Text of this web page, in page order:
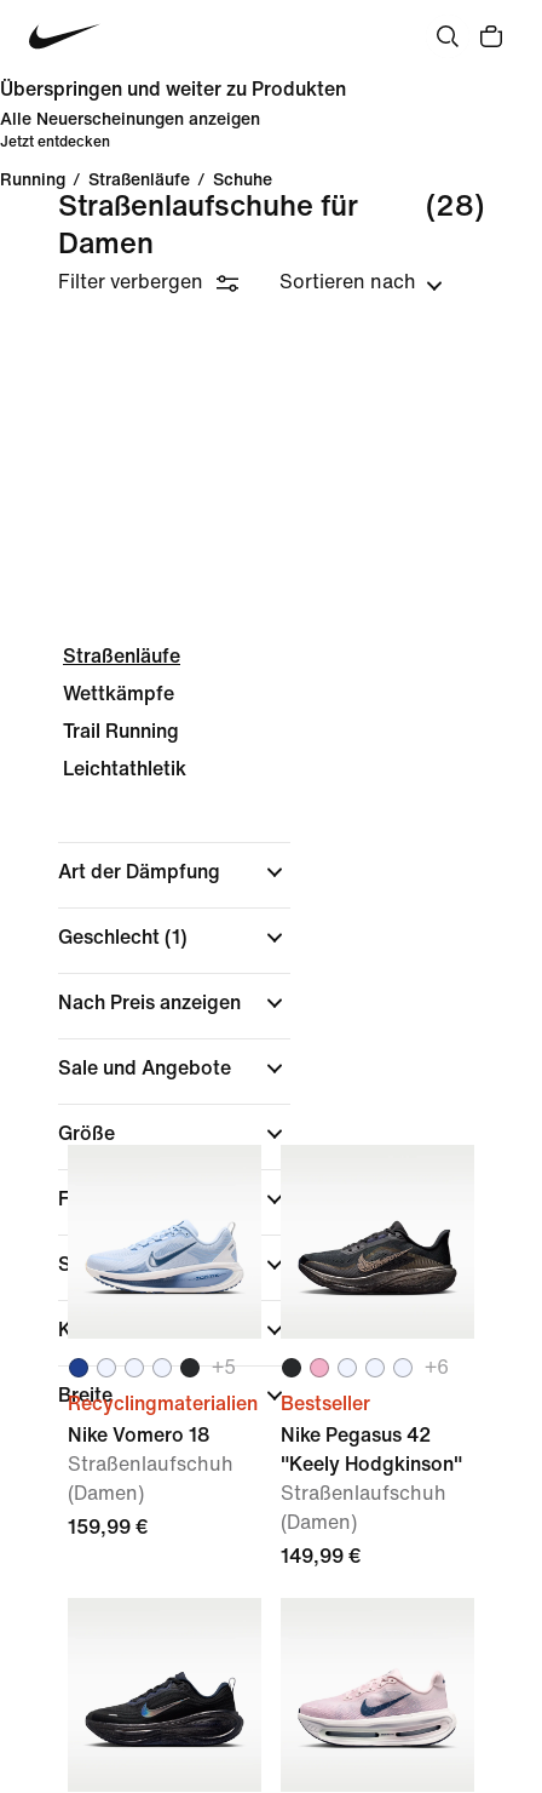
Überspringen und weiter zu Produkten
Alle Neuerscheinungen anzeigen
Jetzt entdecken
Running / Straßenläufe / Schuhe
Straßenlaufschuhe für
Damen
(28)
Filter verbergen Sortieren nach
Straßenläufe
Wettkämpfe
Trail Running
Leichtathletik
Art der Dämpfung
Geschlecht (1)
Nach Preis anzeigen
Sale und Angebote
Größe
Farbe
Sport
Kollektionen
Breite
+5
Recyclingmaterialien
Nike Vomero 18
Straßenlaufschuh
(Damen)
159,99 €
+6
Bestseller
Nike Pegasus 42
"Keely Hodgkinson"
Straßenlaufschuh
(Damen)
149,99 €